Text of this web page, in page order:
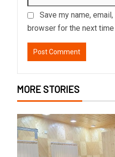
Save my name,
browser for the next
MORE STORIES